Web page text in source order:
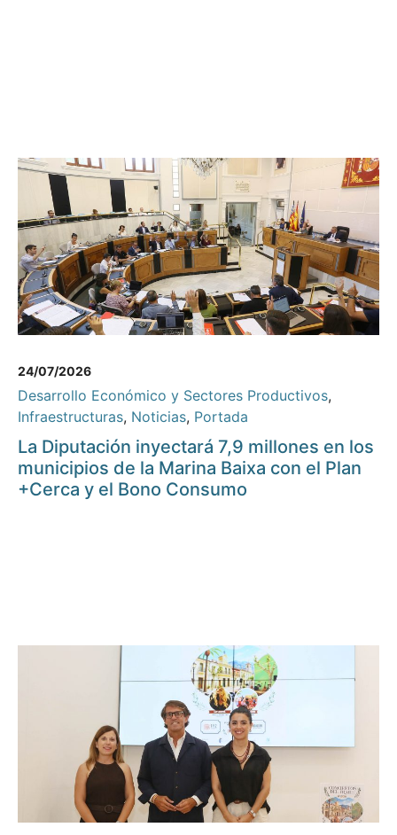
24/07/2026
Desarrollo Económico y Sectores Productivos,
Infraestructuras, Noticias, Portada
La Diputación inyectará 7,9 millones en los
municipios de la Marina Baixa con el Plan
+Cerca y el Bono Consumo